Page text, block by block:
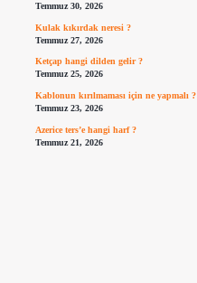
Temmuz 30, 2026
Kulak kıkırdak neresi ?
Temmuz 27, 2026
Ketçap hangi dilden gelir ?
Temmuz 25, 2026
Kablonun kırılmaması için ne yapmalı ?
Temmuz 23, 2026
Azerice ters’e hangi harf ?
Temmuz 21, 2026